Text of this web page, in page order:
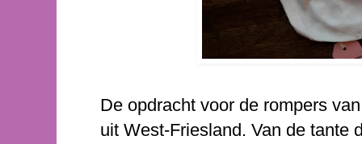
De opdracht voor de rompers
uit West-Friesland. Van de tante